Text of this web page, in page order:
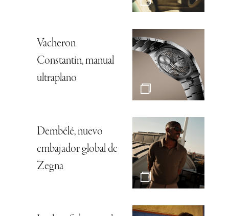
Vacheron
Constantin, manual
ultraplano
Dembélé, nuevo
embajador global de
Zegna